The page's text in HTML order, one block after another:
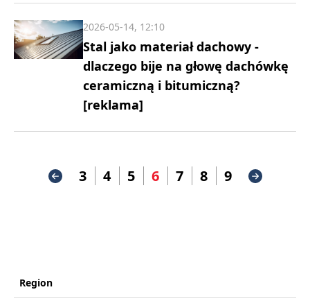
Stal jako materiał dachowy -
dlaczego bije na głowę dachówkę
ceramiczną i bitumiczną?
[reklama]
2026-05-14, 12:10
3 4 5 6 7 8 9
Region